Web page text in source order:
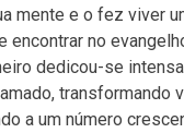
mente e o fez viver
encontrar no
dedicou-se
transformando
a um número